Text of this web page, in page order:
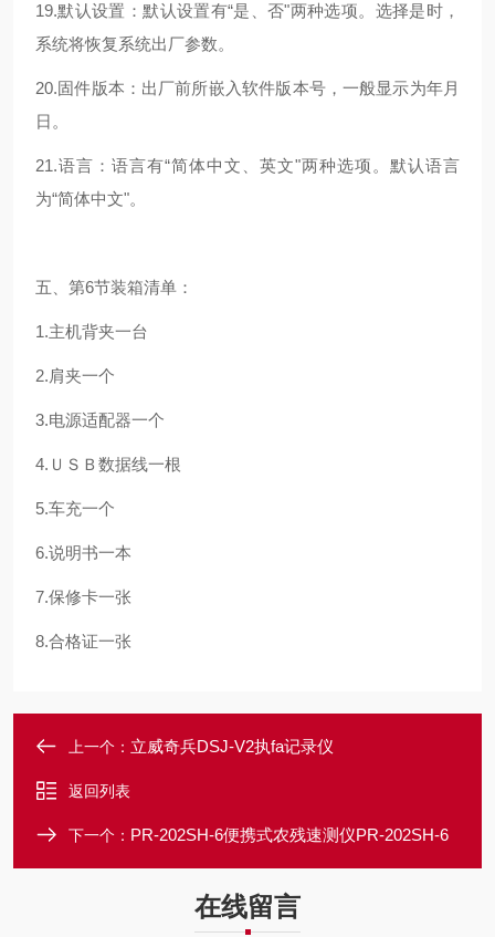
19.默认设置：默认设置有“是、否"两种选项。选择是时，
系统将恢复系统出厂参数。
20.固件版本：出厂前所嵌入软件版本号，一般显示为年月
日。
21.语言：语言有“简体中文、英文"两种选项。默认语言
为“简体中文"。
五、第6节装箱清单：
1.主机背夹一台
2.肩夹一个
3.电源适配器一个
4.ＵＳＢ数据线一根
5.车充一个
6.说明书一本
7.保修卡一张
8.合格证一张
上一个： 立威奇兵DSJ-V2执fa记录仪
返回列表
下一个： PR-202SH-6便携式农残速测仪PR-202SH-6
在线留言